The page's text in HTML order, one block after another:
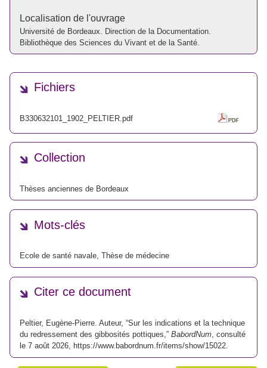
Localisation de l'ouvrage
Université de Bordeaux. Direction de la Documentation.
Bibliothèque des Sciences du Vivant et de la Santé.
Fichiers
B330632101_1902_PELTIER.pdf
Collection
Thèses anciennes de Bordeaux
Mots-clés
Ecole de santé navale, Thèse de médecine
Citer ce document
Peltier, Eugène-Pierre. Auteur, “Sur les indications et la technique
du redressement des gibbosités pottiques,” BabordNum , consulté
le 7 août 2026,
https://www.babordnum.fr/items/show/15022